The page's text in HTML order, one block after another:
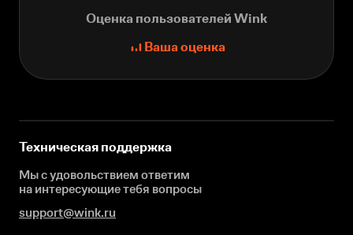
Оценка пользователей Wink
Ваша оценка
Техническая поддержка
Мы с удовольствием ответим
на интересующиетебя вопросы
support@wink.ru